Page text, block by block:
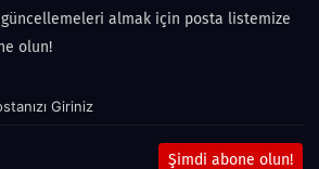
almak için posta listemize
olun!
Şimdi abone olun!